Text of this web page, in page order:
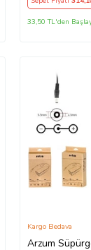
33,50 TL'den
Arzum
Kargo Bedava